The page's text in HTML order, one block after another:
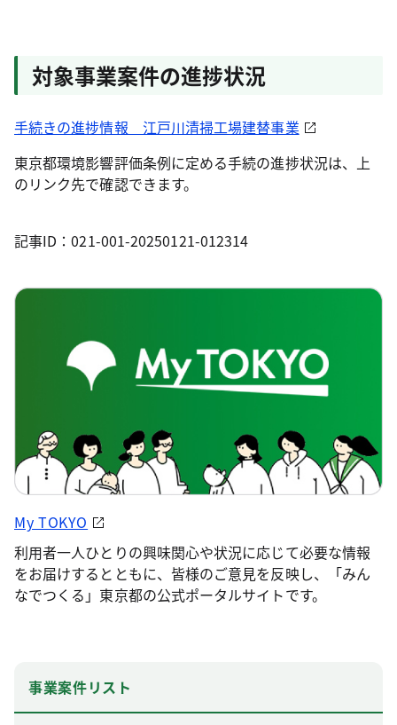
対象事業案件の進捗状況
手続きの進捗情報 江戸川清掃工場建替事業
東京都環境影響評価条例に定める手続の進捗状況は、上
のリンク先で確認できます。
記事ID：021-001-20250121-012314
My TOKYO
利用者一人ひとりの興味関心や状況に応じて必要な情報
をお届けするとともに、皆様のご意見を反映し、「みん
なでつくる」東京都の公式ポータルサイトです。
事業案件リスト